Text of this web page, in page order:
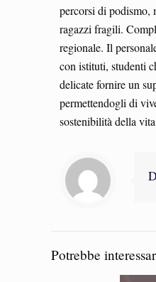
percorsi di podismo,
ragazzi fragili.
regionale. Il
con istituti, studenti
delicate fornire un
permettendogli di
sostenibilità della
Potrebbe